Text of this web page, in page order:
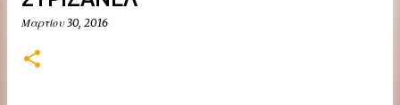
Μαρτίου 30, 2016